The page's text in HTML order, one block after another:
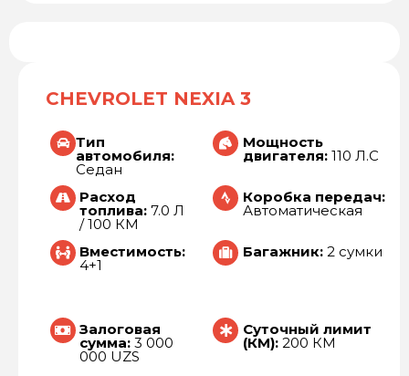
CHEVROLET NEXIA 3
Тип
автомобиля:
Седан
Мощность
двигателя:110 Л.С
Расход
топлива: 7.0 Л
/ 100 КМ
Коробка передач:
Автоматическая
Вместимость:
4+1
Багажник:2 сумки
Залоговая
сумма: 3 000
000 UZS
Суточный лимит
(КМ):200 КМ